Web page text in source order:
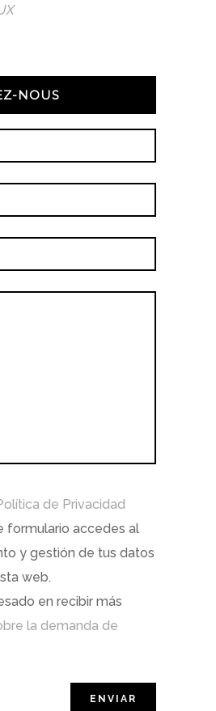
NOUS
de Privacidad
formulario accedes al
y gestión de tus datos
web.
en recibir más
la demanda de